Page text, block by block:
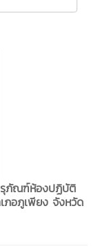
รุภัณฑ์ห้องปฏิบัติ
ภอภูเพียง จังหวัด